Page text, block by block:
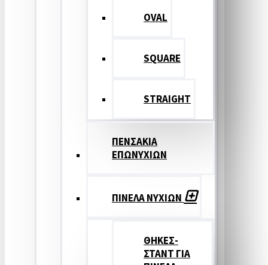
OVAL
SQUARE
STRAIGHT
ΠΕΝΣΑΚΙΑ
ΕΠΩΝΥΧΙΩΝ
ΠΙΝΕΛΑ ΝΥΧΙΩΝ
ΘΗΚΕΣ-
ΣΤΑΝΤ ΓΙΑ